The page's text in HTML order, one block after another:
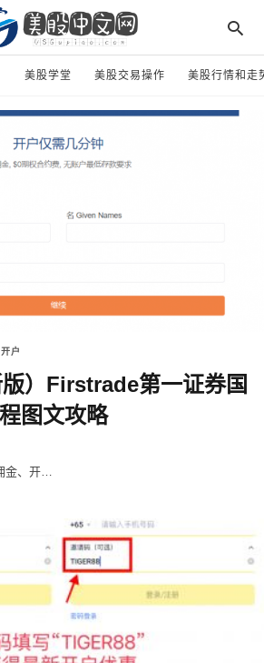
美股学堂 美股交易操作 美股行情和走
户
版）Firstrade第一证券国
图文攻略
金、开…